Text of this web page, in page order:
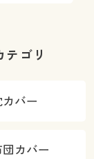
ゴリ
バー
カバー